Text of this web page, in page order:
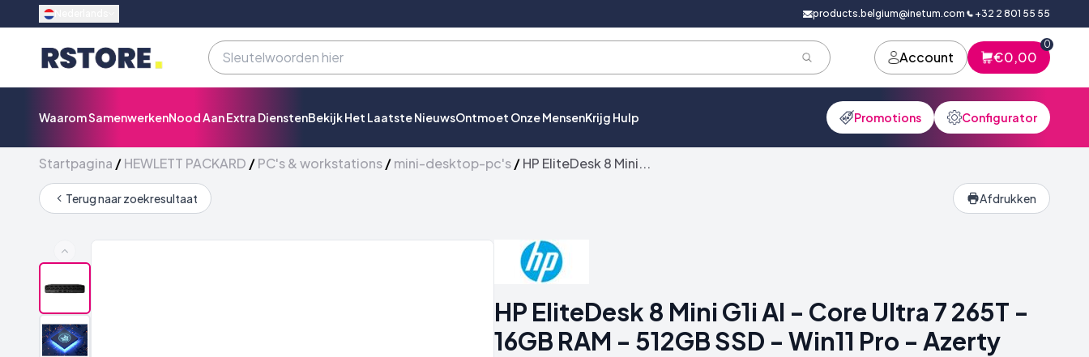
products.belgium@inetum.com +32 2 801 55 55
Account €0,00
0
Waarom SamenwerkenNood Aan Extra DienstenBekijk Het Laatste NieuwsOntmoet Onze MensenKrijg Hulp Promotions Configurator
Startpagina /HEWLETT PACKARD /PC's & workstations/mini-desktop-pc's/HP EliteDesk 8 Mini...
Terug naar zoekresultaat Afdrukken
HP EliteDesk 8 Mini G1i AI - Core Ultra 7 265T -
16GB RAM - 512GB SSD - Win11 Pro - Azerty